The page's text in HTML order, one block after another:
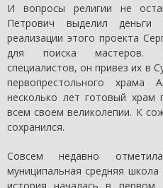
И вопросы религии не
Петрович выделил
реализации этого проекта
для поиска мастеров.
специалистов, он привез их в
первопрестольного храма
несколько лет готовый храм
всем своем великолепии. К
сохранился.
Совсем недавно
муниципальная средняя
история началась в первом